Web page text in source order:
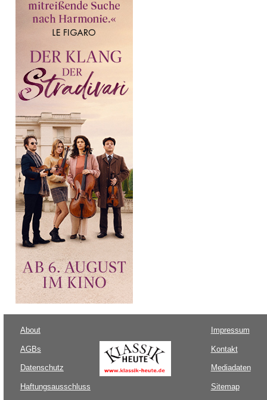
About
AGBs
Datenschutz
Haftungsausschluss
Impressum
Kontakt
Mediadaten
Sitemap